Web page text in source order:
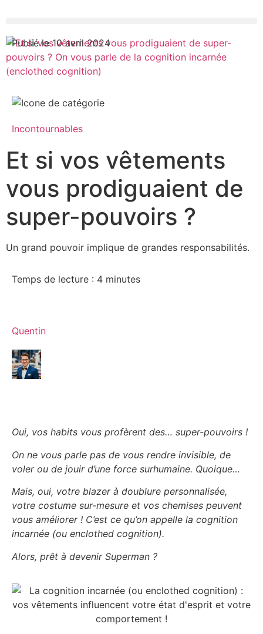
Incontournables
Et si vos vêtements
vous prodiguaient de
super-pouvoirs ?
Un grand pouvoir implique de grandes responsabilités.
Quentin
Temps de lecture : 4 minutes
Publié le 10 avril 2024
Oui, vos habits vous profèrent des… super-pouvoirs !
On ne vous parle pas de vous rendre invisible, de
voler ou de jouir d’une force surhumaine. Quoique…
Mais, oui, votre blazer à doublure personnalisée,
votre costume sur-mesure et vos chemises peuvent
vous améliorer ! C’est ce qu’on appelle la cognition
incarnée (ou enclothed cognition).
Alors, prêt à devenir Superman ?